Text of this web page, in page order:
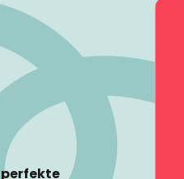
perfekte